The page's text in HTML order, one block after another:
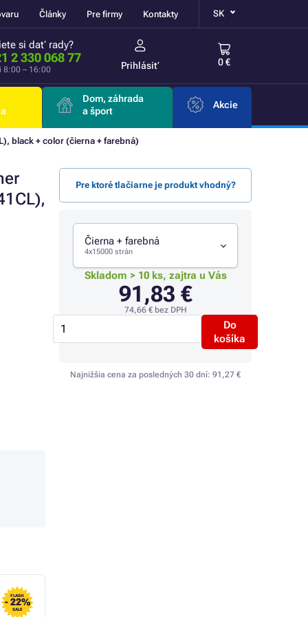
Články Pre firmy Kontakty SK
si dať rady?
2 330 068 77
8:00 – 16:00 Prihlásiť 0 €
Dom, záhrada
a šport
Akcie
black + color (čierna + farebná)
Pre ktoré tlačiarne je produkt vhodný?
Čierna + farebná
4x15000 strán
Skladom > 10 ks, zajtra u Vás
91,83 €
74,66 €bez DPH
Do
košíka
Najnižšia cena za posledných 30 dní: 91,27 €
FLASH
- 22%
SALE